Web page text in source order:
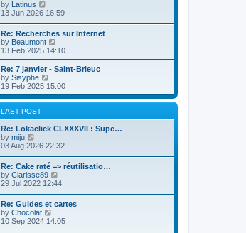
t
p
o
s
t
l
a
s
t
s
t
by Latinus
i
w
t
h
e
l
a
t
e
s
t
o
s
13 Jun 2026 16:59
Re: Recherches sur Internet
by Beaumont
i
e
w
h
l
t
e
t
o
s
t
13 Feb 2025 14:10
Re: 7 janvier - Saint-Brieuc
by Sisyphe
i
e
w
h
e
a
e
s
t
p
o
s
t
19 Feb 2025 15:00
LAST POST
Re: Lokaclick CLXXXVII : Supe…
by miju
i
t
h
e
l
a
t
e
03 Aug 2026 22:32
Re: Cake raté => réutilisatio…
by Clarisse89
i
t
h
e
29 Jul 2022 12:44
Re: Guides et cartes
by Chocolat
i
10 Sep 2024 14:05